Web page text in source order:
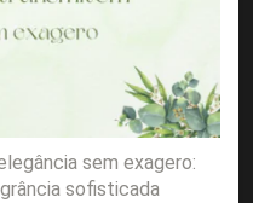
sem exagero:
sofisticada